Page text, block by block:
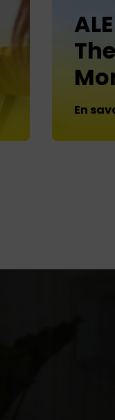
En